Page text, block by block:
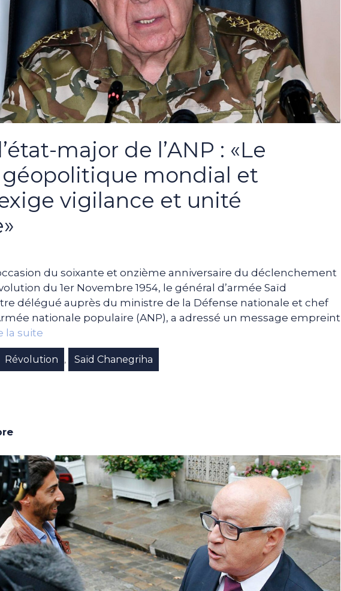
major de l’ANP : «Le
mondial et
vigilance et unité
du soixante et onzième anniversaire du déclenchement
du 1er Novembre 1954, le général d’armée Saïd
délégué auprès du ministre de la Défense nationale et chef
nationale populaire (ANP), a adressé un message empreint
la suite
Révolution , Saïd Chanegriha